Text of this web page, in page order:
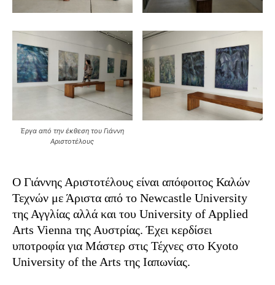
Έργα από την έκθεση του Γιάννη
Αριστοτέλους
Ο Γιάννης Αριστοτέλους είναι απόφοιτος Καλών
Τεχνών με Άριστα από το Newcastle University
της Αγγλίας αλλά και του University of Applied
Arts Vienna της Αυστρίας. Έχει κερδίσει
υποτροφία για Μάστερ στις Τέχνες στο Kyoto
University of the Arts της Ιαπωνίας.